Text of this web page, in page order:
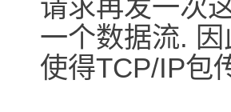
请求再发一次
一个数据流. 因
使得TCP/IP包